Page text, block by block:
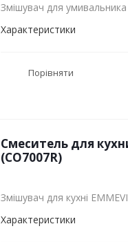
Змішувач для
Характеристики
Порівняти
Смеситель для
(CO7007R)
Змішувач для кухні
Характеристики